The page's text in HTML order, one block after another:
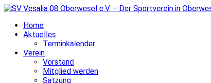
Home
Aktuelles
Terminkalender
Verein
Vorstand
Mitglied werden
Satzung